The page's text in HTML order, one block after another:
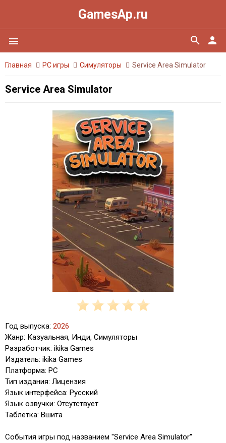
GamesAp.ru
menu person
search
Главная PC игры Симуляторы Service Area Simulator
Service Area Simulator
Год выпуска: 2026
Жанр: Казуальная, Инди, Симуляторы
Разработчик: ikika Games
Издатель: ikika Games
Платформа: PC
Тип издания: Лицензия
Язык интерфейса: Русский
Язык озвучки: Отсутствует
Таблетка: Вшита
События игры под названием "Service Area Simulator"